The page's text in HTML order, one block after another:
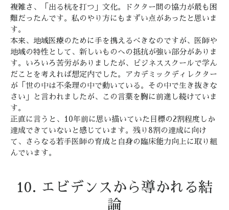
複雑さ、「出る杭を打つ」文化。ドクター間の協力が最も困
難だったんです。私のやり方にもまずい点があったと思いま
す。
本来、地域医療のために手を携えるべきなのですが、医師や
地域の特性として、新しいものへの抵抗が強い部分がありま
す。いろいろ苦労がありましたが、ビジネススクールで学ん
だことを考えれば想定内でした。アカデミックディレクター
が「世の中は不条理の中で動いている。その中で生き抜きな
さい」と言われましたが、この言葉を胸に前進し続けていま
す。
正直に言うと、10年前に思い描いていた目標の2割程度しか
達成できていないと感じています。残り8割の達成に向け
て、さらなる若手医師の育成と自身の臨床能力向上に取り組
んでいます。
10. エビデンスから導かれる結
論